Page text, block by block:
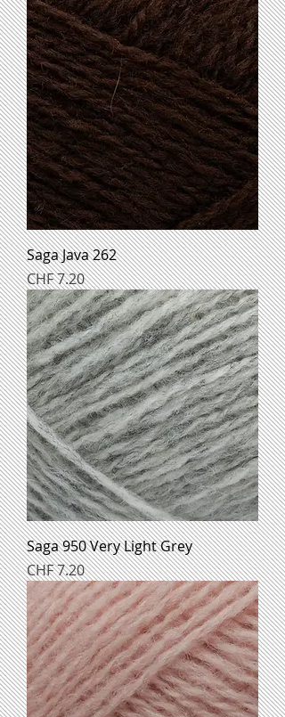
Saga Java 262
Preis
CHF 7.20
Saga 950 Very Light Grey
Preis
CHF 7.20